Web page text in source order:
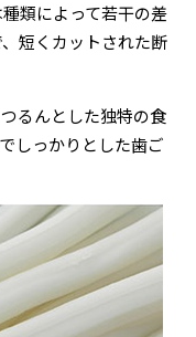
類によって若干の差
短くカットされた断
るんとした独特の食
しっかりとした歯ご